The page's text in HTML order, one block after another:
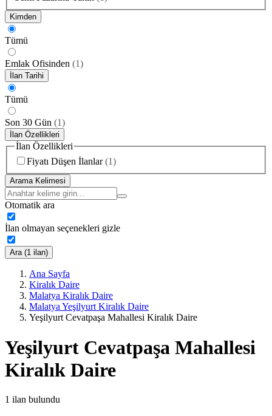
Kimden
Tümü
Emlak Ofisinden (1)
İlan Tarihi
Tümü
Son 30 Gün (1)
İlan Özellikleri
İlan Özellikleri
Fiyatı Düşen İlanlar (1)
Arama Kelimesi
Otomatik ara
İlan olmayan seçenekleri gizle
Ara (1 ilan)
Ana Sayfa
Kiralık Daire
Malatya Kiralık Daire
Malatya Yeşilyurt Kiralık Daire
Yeşilyurt Cevatpaşa Mahallesi Kiralık Daire
Yeşilyurt Cevatpaşa Mahallesi
Kiralık Daire
1 ilan bulundu